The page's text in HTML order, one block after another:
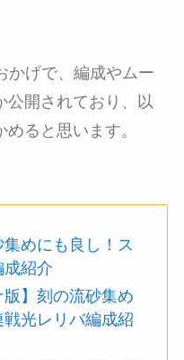
かげで、編成やムー
公開されており、以
ると思います。
集めにも良し！ス
紹介
版】刻の流砂集め
光レリバ編成紹